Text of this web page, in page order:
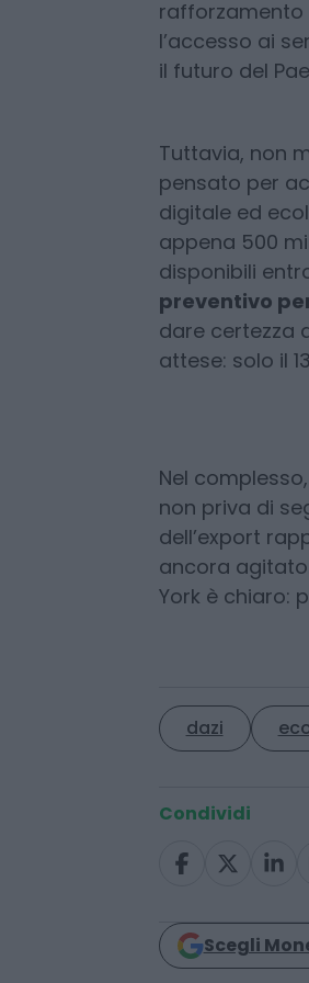
In questa
versole
l’accesso ai
il futuro del
Tuttavia, non
pensato per
digitale ed
appena 500
disponibili
Nel
non priva di
dell’export
dazi